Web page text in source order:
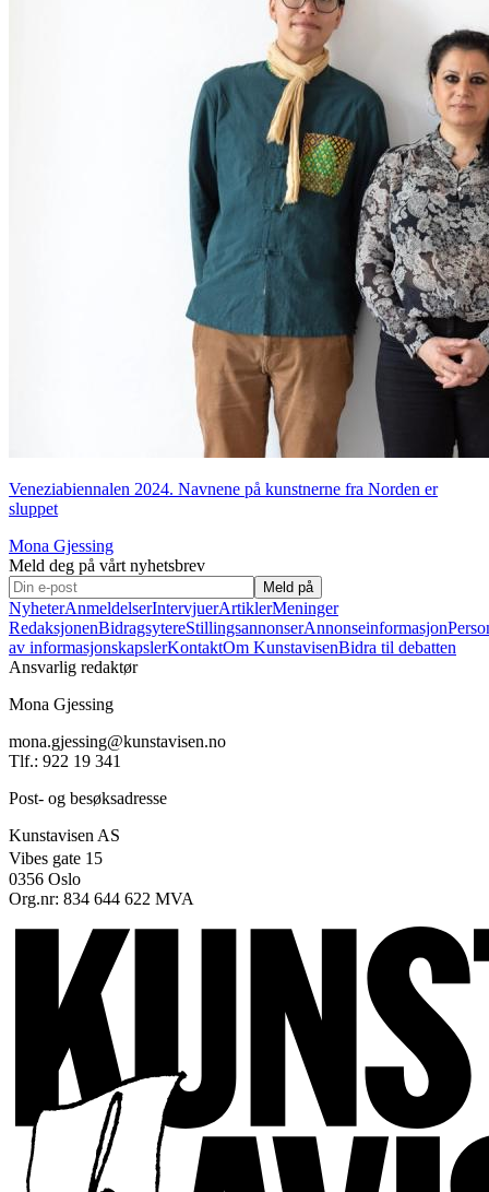
Veneziabiennalen 2024. Navnene på kunstnerne fra Norden er
sluppet
Mona Gjessing
Meld deg på vårt nyhetsbrev
Meld på
NyheterAnmeldelserIntervjuerArtiklerMeninger
RedaksjonenBidragsytereStillingsannonserAnnonseinformasjon
av informasjonskapslerKontaktOm KunstavisenBidra til debatten
Ansvarlig redaktør
Mona Gjessing
mona.gjessing@kunstavisen.no
Tlf.: 922 19 341
Post- og besøksadresse
Kunstavisen AS
Vibes gate 15
0356 Oslo
Org.nr: 834 644 622 MVA